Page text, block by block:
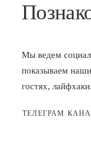
Мы ведем
показываем
гостях,
ТЕЛЕГРАМ